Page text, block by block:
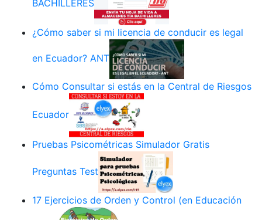
BACHILLERES
¿Cómo saber si mi licencia de conducir es legal
en Ecuador? ANT
Cómo Consultar si estás en la Central de Riesgos
Ecuador
Pruebas Psicométricas Simulador Gratis
Preguntas Test
17 Ejercicios de Orden y Control (en Educación